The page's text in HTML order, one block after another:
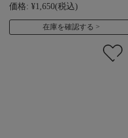
価格: ¥1,650(税込)
在庫を確認する